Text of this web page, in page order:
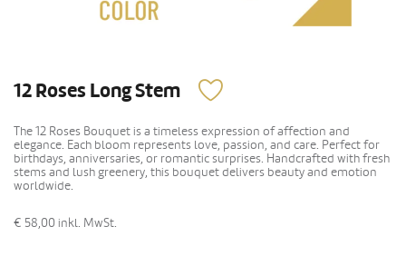
12 Roses Long Stem
The 12 Roses Bouquet is a timeless expression of affection and
elegance. Each bloom represents love, passion, and care. Perfect for
birthdays, anniversaries, or romantic surprises. Handcrafted with fresh
stems and lush greenery, this bouquet delivers beauty and emotion
worldwide.
€ 58,00 inkl. MwSt.